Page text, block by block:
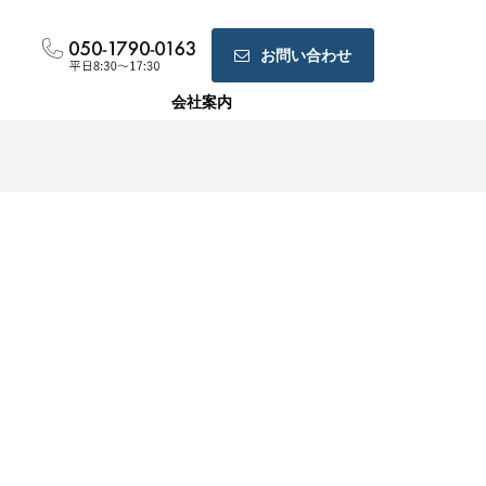
お問い合わせ
会社案内